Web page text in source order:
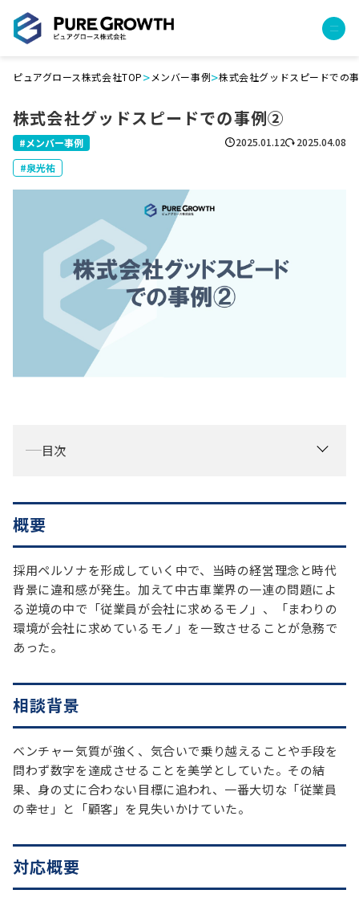
経営コンサルティング
PGハウス（住宅フランチャイズ）
成功報酬型コストダウン
成長ビルダー視察会・勉強会
土地・顧客管理システム
事例
プロジェクト事例
クライアントボイス
お役立ち情報
資料ダウンロード
ピュアグロース株式会社TOP> メンバー事例>株式会社グッドスピードでの
株式会社グッドスピードでの事例②
2025.01.12 2025.04.08
メンバー事例
泉光祐
目次
概要
採用ペルソナを形成していく中で、当時の経営理念と時代
背景に違和感が発生。加えて中古車業界の一連の問題によ
る逆境の中で「従業員が会社に求めるモノ」、「まわりの
環境が会社に求めているモノ」を一致させることが急務で
あった。
相談背景
ベンチャー気質が強く、気合いで乗り越えることや手段を
問わず数字を達成させることを美学としていた。その結
果、身の丈に合わない目標に追われ、一番大切な「従業員
の幸せ」と「顧客」を見失いかけていた。
対応概要